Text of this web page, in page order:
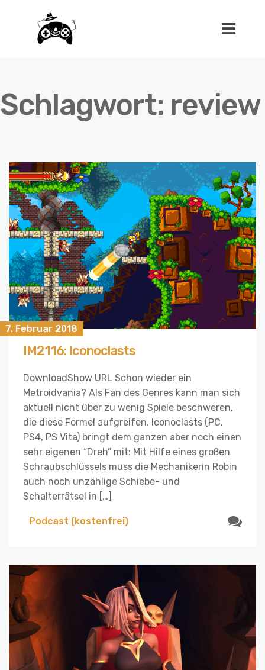
Schlagwort: review
7. Februar 2018
IM2116: Iconoclasts
DownloadShow URL Schon wieder ein
Metroidvania? Als Fan des Genres kann man sich
aktuell nicht über zu wenig Spiele beschweren,
die diese Formel aufgreifen. Iconoclasts (PC,
PS4, PS Vita) bringt dem ganzen aber noch einen
sehr eigenen “Dreh” mit: Mit Hilfe eines großen
Schraubschlüssels muss die Mechanikerin Robin
auch noch unzählige Schiebe- und
Schalterrätsel in […]
Podcast (kostenfrei)